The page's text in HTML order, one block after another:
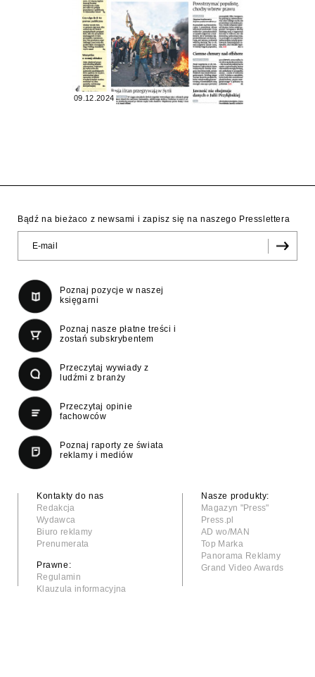
09.12.2024
Bądź na bieżaco z newsami i zapisz się na naszego Presslettera
Poznaj pozycje w naszej
księgarni
Poznaj nasze płatne treści i
zostań subskrybentem
Przeczytaj wywiady z
ludźmi z branży
Przeczytaj opinie
fachowców
Poznaj raporty ze świata
reklamy i mediów
Kontakty do nas
Redakcja
Wydawca
Biuro reklamy
Prenumerata
Prawne:
Regulamin
Klauzula informacyjna
Nasze produkty:
Magazyn "Press"
Press.pl
AD wo/MAN
Top Marka
Panorama Reklamy
Grand Video Awards